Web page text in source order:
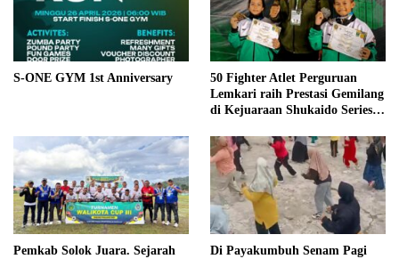
S-ONE GYM 1st Anniversary
50 Fighter Atlet Perguruan
Lemkari raih Prestasi Gemilang
di Kejuaraan Shukaido Series 1
Pemkab Solok Juara. Sejarah
Di Payakumbuh Senam Pagi